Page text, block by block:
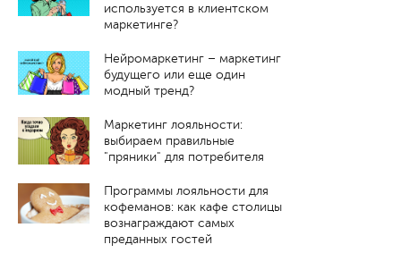
используется в клиентском
маркетинге?
Нейромаркетинг – маркетинг
будущего или еще один
модный тренд?
Маркетинг лояльности:
выбираем правильные
"пряники" для потребителя
Программы лояльности для
кофеманов: как кафе столицы
вознаграждают самых
преданных гостей